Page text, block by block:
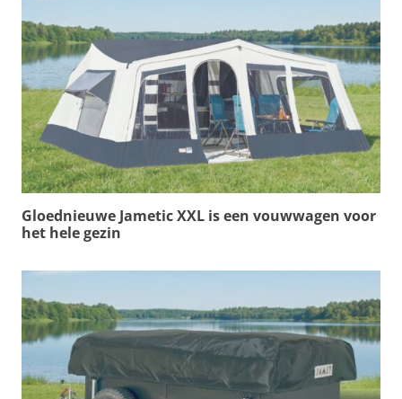
Gloednieuwe Jametic XXL is een vouwwagen voor
het hele gezin